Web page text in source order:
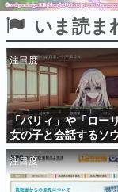
ピック
電ファミのいま読
アプリセール情報
インタビュー
連載・
いま読ま
注目度
「パリィ」や「ロー
女の子と会話するソ
恋愛ゲーム『小早川
ルライク』無料公開
敗すると「YOU
注目度